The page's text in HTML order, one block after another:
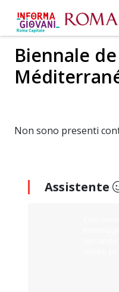
Biennale
Non sono presenti
Assistente